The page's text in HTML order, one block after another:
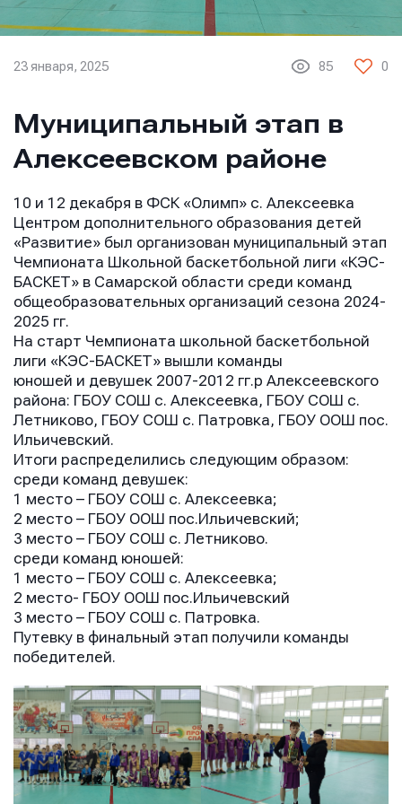
23 января, 2025 85 0
Муниципальный этап в
Алексеевском районе
10 и 12 декабря в ФСК «Олимп» с. Алексеевка
Центром дополнительного образования детей
«Развитие» был организован муниципальный этап
Чемпионата Школьной баскетбольной лиги «КЭС-
БАСКЕТ» в Самарской области среди команд
общеобразовательных организаций сезона 2024-
2025 гг.
На старт Чемпионата школьной баскетбольной
лиги «КЭС-БАСКЕТ» вышли команды
юношей и девушек 2007-2012 гг.р Алексеевского
района: ГБОУ СОШ с. Алексеевка, ГБОУ СОШ с.
Летниково, ГБОУ СОШ с. Патровка, ГБОУ ООШ пос.
Ильичевский.
Итоги распределились следующим образом:
среди команд девушек:
1 место – ГБОУ СОШ с. Алексеевка;
2 место – ГБОУ ООШ пос.Ильичевский;
3 место – ГБОУ СОШ с. Летниково.
среди команд юношей:
1 место – ГБОУ СОШ с. Алексеевка;
2 место- ГБОУ ООШ пос.Ильичевский
3 место – ГБОУ СОШ с. Патровка.
Путевку в финальный этап получили команды
победителей.